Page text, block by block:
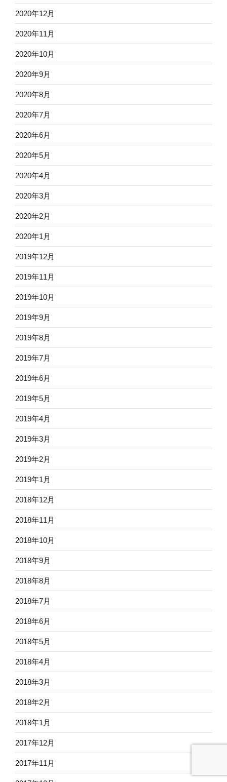
2020年12月
2020年11月
2020年10月
2020年9月
2020年8月
2020年7月
2020年6月
2020年5月
2020年4月
2020年3月
2020年2月
2020年1月
2019年12月
2019年11月
2019年10月
2019年9月
2019年8月
2019年7月
2019年6月
2019年5月
2019年4月
2019年3月
2019年2月
2019年1月
2018年12月
2018年11月
2018年10月
2018年9月
2018年8月
2018年7月
2018年6月
2018年5月
2018年4月
2018年3月
2018年2月
2018年1月
2017年12月
2017年11月